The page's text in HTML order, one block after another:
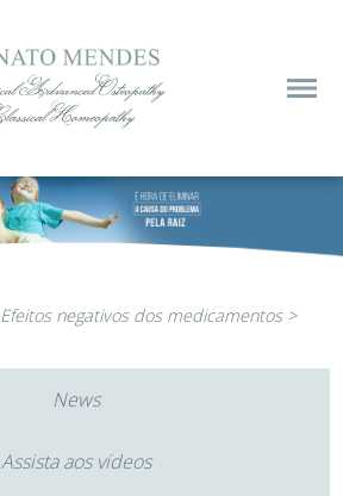
Efeitos negativos dos medicamentos >
News
Assista aos vídeos